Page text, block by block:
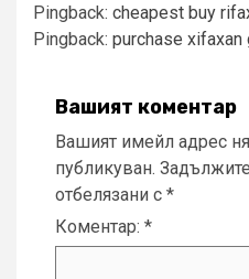
Pingback: cheapest buy
Pingback: purchase xifaxan
Вашият коментар
Вашият имейл адрес
публикуван.
отбелязани с *
Коментар: *